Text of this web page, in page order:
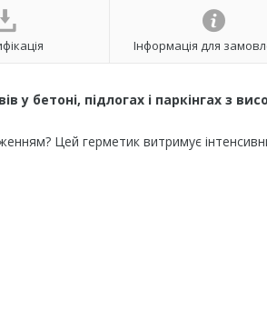
Інформація для
бетоні, підлогах і паркінгах з
Цей герметик витримує